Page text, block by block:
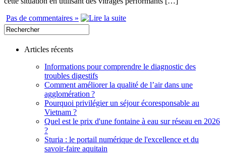
Pas de commentaires »
Articles récents
Informations pour comprendre le diagnostic des
troubles digestifs
Comment améliorer la qualité de l’air dans une
agglomération ?
Pourquoi privilégier un séjour écoresponsable au
Vietnam ?
Quel est le prix d'une fontaine à eau sur réseau en 2026
?
Sturia : le portail numérique de l'excellence et du
savoir-faire aquitain